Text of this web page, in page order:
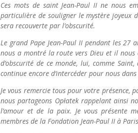
Ces mots de saint Jean-Paul II ne nous
particulière de souligner le mystère joyeux
sera recouverte par l’obscurité.
Le grand Pape Jean-Paul II pendant les
nous a montré la route vers Dieu et il nous
d’obscurité de ce monde, lui, comme
continue encore d’intercéder pour nous dans
Je vous remercie tous pour votre présence,
nous partageons Opłatek rappelant ainsi
l’amour et de la paix. Je vous présente
membres de la Fondation Jean-Paul II à